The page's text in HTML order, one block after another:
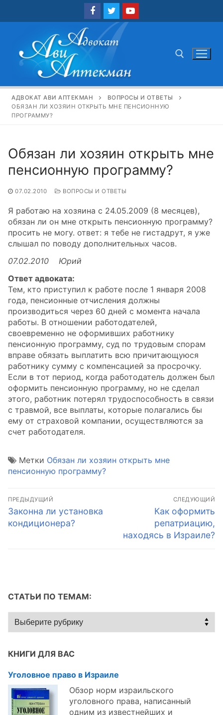
Найти:
АДВОКАТ АВИ АПТЕКМАН
ВОПРОСЫ И ОТВЕТЫ
ОБЯЗАН ЛИ ХОЗЯИН ОТКРЫТЬ МНЕ ПЕНСИОННУЮ
ПРОГРАММУ?
Обязан ли хозяин открыть мне
пенсионную программу?
07.02.2010 ВОПРОСЫ И ОТВЕТЫ
Я работаю на хозяина с 24.05.2009 (8 месяцев),
обязан ли он мне открыть пенсионную программу?
просить не могу. ответ: я тебе не гистадрут, я уже
слышал по поводу дополнительных часов.
07.02.2010 Юрий
Ответ адвоката:
Тем, кто приступил к работе после 1 января 2008
года, пенсионные отчисления должны
производиться через 60 дней с момента начала
работы. В отношении работодателей,
своевременно не оформивших работнику
пенсионную программу, суд по трудовым спорам
вправе обязать выплатить всю причитающуюся
работнику сумму с компенсацией за просрочку.
Если в тот период, когда работодатель должен был
оформить пенсионную программу, но не сделал
этого, работник потерял трудоспособность в связи
с травмой, все выплаты, которые полагались бы
ему от страховой компании, осуществляются за
счет работодателя.
Метки Обязан ли хозяин открыть мне
пенсионную программу?
Навигация
по
записям
ПРЕДЫДУЩИЙ
Предыдущая
запись:
Законна ли установка
кондиционера?
СЛЕДУЮЩИЙ
Следующая
запись:
Как оформить
репатриацию,
находясь в Израиле?
СТАТЬИ ПО ТЕМАМ:
Статьи
по
КНИГИ ДЛЯ ВАС
Уголовное право в Израиле
Обзор норм израильского
уголовного права, написанный
одним из известнейших и